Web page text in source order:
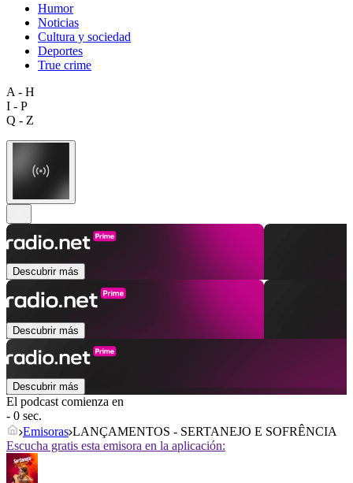
Humor
Noticias
Cultura y sociedad
Deportes
True crime
A - H
I - P
Q - Z
Descubrir más
Descubrir más
Descubrir más
El podcast comienza en
- 0 sec.
Emisoras LANÇAMENTOS - SERTANEJO E SOFRÊNCIA
Escucha gratis esta emisora en la aplicación: